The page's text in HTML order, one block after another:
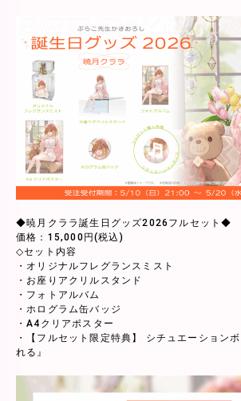
◆暁月クララ誕生日グッズ2026フルセット◆
価格：15,000円(税込)
◇セット内容
・オリジナルフレグランスミスト
・お座りアクリルスタンド
・フォトアルバム
・ホログラム缶バッジ
・A4クリアポスター
・【フルセット限定特典】 シチュエーション
れる』